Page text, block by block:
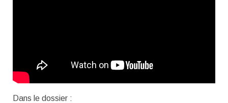
Dans le dossier :